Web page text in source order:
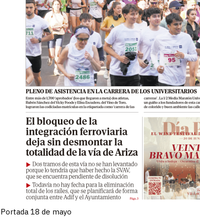
Portada 18 de mayo